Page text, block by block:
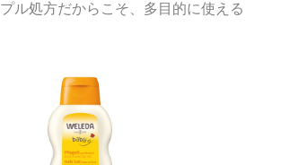
ル処方だからこそ、多目的に使える